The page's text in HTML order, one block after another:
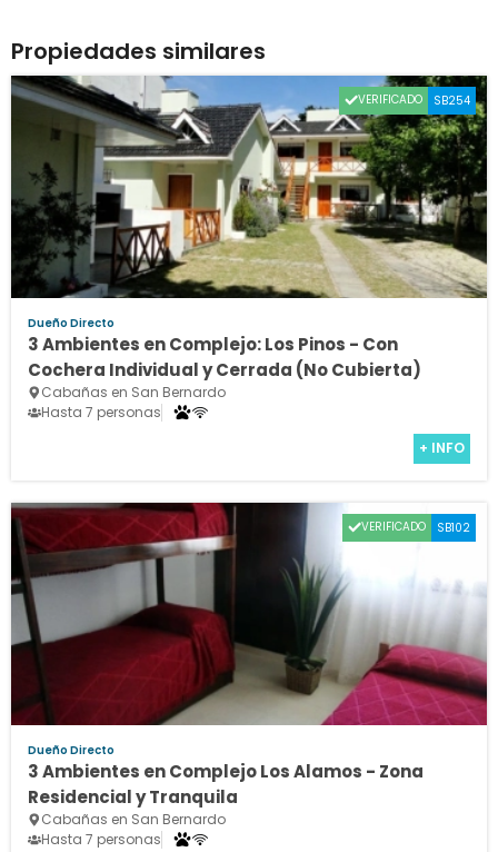
Propiedades similares
VERIFICADO SB254
Dueño Directo
3 Ambientes en Complejo: Los Pinos - Con
Cochera Individual y Cerrada (No Cubierta)
Cabañas en San Bernardo
Hasta 7 personas
+ INFO
VERIFICADO SB102
Dueño Directo
3 Ambientes en Complejo Los Alamos - Zona
Residencial y Tranquila
Cabañas en San Bernardo
Hasta 7 personas